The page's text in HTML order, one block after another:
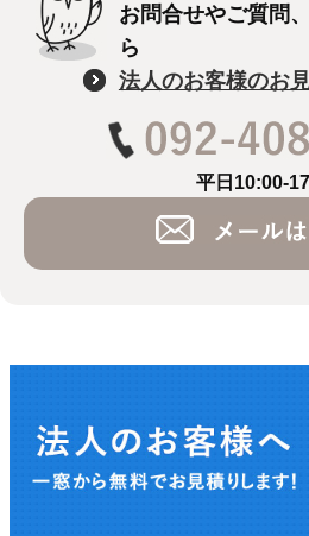
お問合せやご質問
ら
法人のお客様のお
平日10:00-